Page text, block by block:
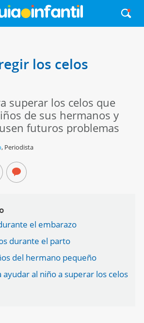
los celos
superar los celos que
de sus hermanos y
futuros problemas
, Periodista
el embarazo
durante el parto
del hermano pequeño
ayudar al niño a superar los celos